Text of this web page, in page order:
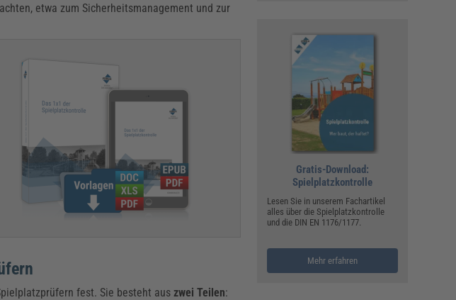
etwa zum Sicherheitsmanagement und zur
fest. Sie besteht aus zwei Teilen:
Gratis-Download:
Spielplatzkontrolle
Lesen Sie in unserem Fachartikel
alles über die Spielplatzkontrolle
und die DIN EN 1176/1177.
Mehr erfahren